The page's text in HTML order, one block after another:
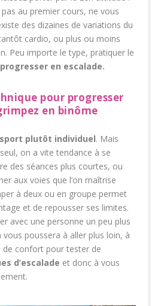
pas au premier cours, ne vous
des dizaines de variations du
cardio, ou plus ou moins
Peu importe le type, pratiquer le
progresser en escalade.
pour progresser
en binôme
plutôt individuel. Mais
on a vite tendance à se
des séances plus courtes, ou
aux voies que l’on maîtrise
à deux ou en groupe permet
et de repousser ses limites.
avec une personne un peu plus
poussera à aller plus loin, à
confort pour tester de
d’escalade et donc à vous